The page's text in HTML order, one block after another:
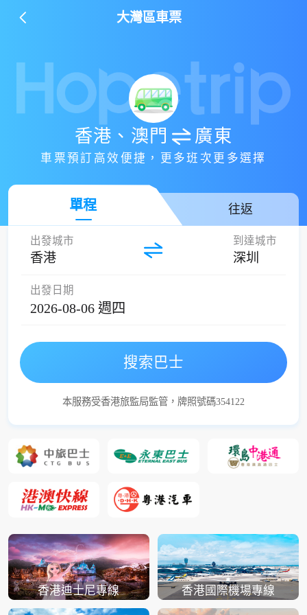
大灣區車票
香港、澳門 廣東
車票預訂高效便捷，更多班次更多選擇
單程 往返
出發城市
香港
到達城市
深圳
出發日期
2026-08-06 週四
搜索巴士
本服務受香港旅監局監管，牌照號碼354122
香港迪士尼專線 香港國際機場專線